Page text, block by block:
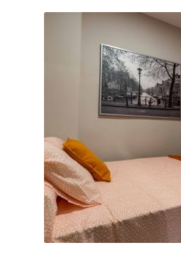
Mi cuenta